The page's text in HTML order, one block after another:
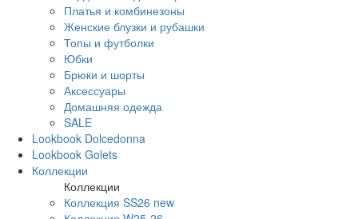
Платья и комбинезоны
Женские блузки и рубашки
Топы и футболки
Юбки
Брюки и шорты
Аксессуары
Домашняя одежда
SALE
Lookbook Dolcedonna
Lookbook Golets
Коллекции
Коллекции
Коллекция SS26 new